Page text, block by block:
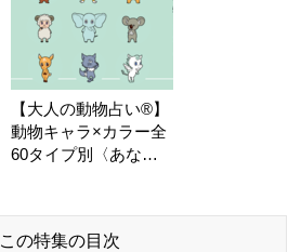
【大人の動物占い®】
動物キャラ×カラー全
60タイプ別〈あなた
この特集の目次